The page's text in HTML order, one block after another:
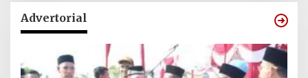
Advertorial